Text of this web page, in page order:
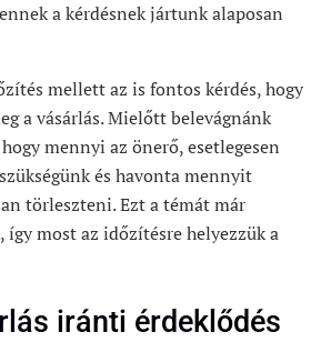
a kérdésnek jártunk alaposan
mellett az is fontos kérdés, hogy
a vásárlás. Mielőtt belevágnánk
mennyi az önerő, esetlegesen
és havonta mennyit
törleszteni. Ezt a témát már
most az időzítésre helyezzük a
iránti érdeklődés